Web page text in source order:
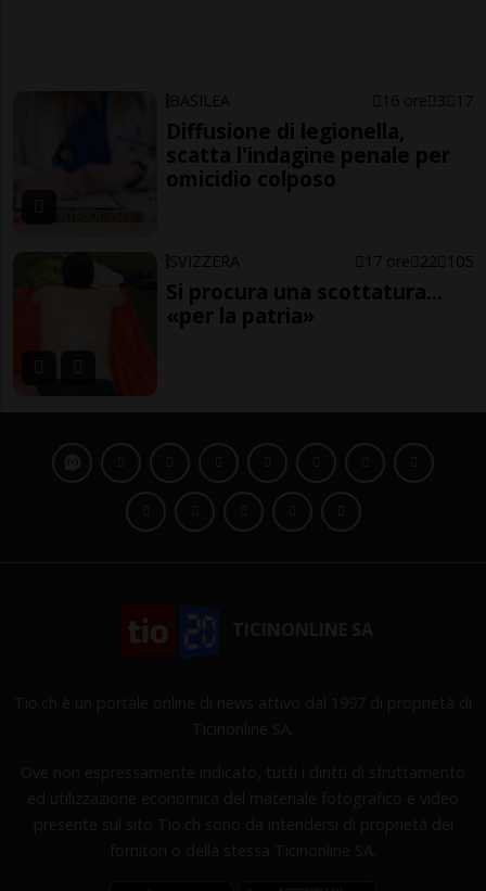
BASILEA 16 ore 3 17
Diffusione di legionella,
scatta l'indagine penale per
omicidio colposo
SVIZZERA 17 ore 22 105
Si procura una scottatura...
«per la patria»